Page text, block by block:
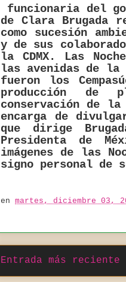
funcionaria del
de Clara Brugada
como sucesión
y de sus
la CDMX. Las
las avenidas de la
fueron los
producción de
conservación de
encarga de
que dirige
Presidenta de
imágenes de las
signo personal de
en martes, diciembre 03,
Entrada más reciente